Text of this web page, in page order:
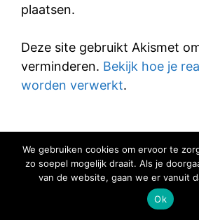
plaatsen.
Deze site gebruikt Akismet
verminderen. Bekijk hoe je
worden verwerkt.
© 2025 Elke Hap Telt
We gebruiken cookies om ervoor te
zo soepel mogelijk draait. Als je
van de website, gaan we er vanuit
Ok